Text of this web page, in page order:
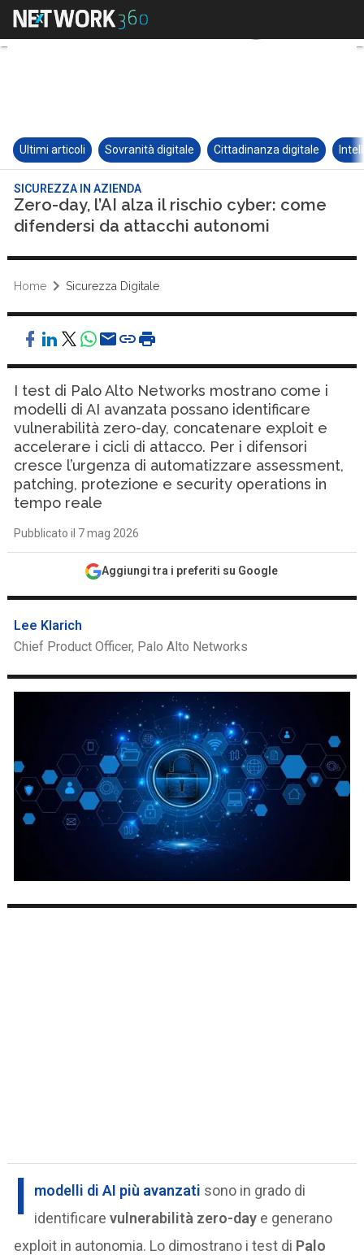
Ultimi articoli Sovranità digitale Cittadinanza digitale
SICUREZZA IN AZIENDA
Zero-day, l’AI alza il rischio cyber: come
difendersi da attacchi autonomi
Home Sicurezza Digitale
I test di Palo Alto Networks mostrano come i
modelli di AI avanzata possano identificare
vulnerabilità zero-day, concatenare exploit e
accelerare i cicli di attacco. Per i difensori
cresce l’urgenza di automatizzare assessment,
patching, protezione e security operations in
tempo reale
Pubblicato il 7 mag 2026
Aggiungi tra i preferiti su Google
Lee Klarich
Chief Product Officer, Palo Alto Networks
I modelli di AI più avanzati sono in grado di
identificarevulnerabilità zero-day e generano
exploit in autonomia. Lo dimostrano i test di Palo